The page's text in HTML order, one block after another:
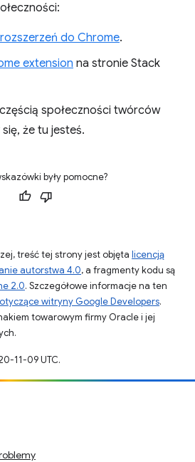
do Chrome.
extension na stronie Stack
społeczności twórców
że tu jesteś.
były pomocne?
treść tej strony jest objęta licencją
autorstwa 4.0, a fragmenty kodu są
2.0. Szczegółowe informacje na ten
witryny Google Developers.
towarowym firmy Oracle i jej
11-09 UTC.